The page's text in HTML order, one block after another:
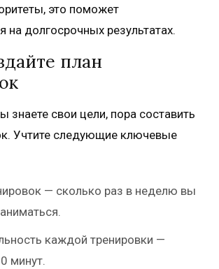
это поможет
на долгосрочных результатах.
план
знаете свои цели, пора составить
Учтите следующие ключевые
— сколько раз в неделю вы
каждой тренировки —
минут.